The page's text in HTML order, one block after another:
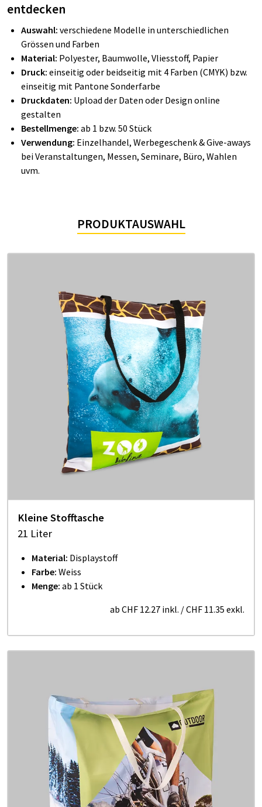
entdecken
Auswahl: verschiedene Modelle in unterschiedlichen
Grössen und Farben
Material: Polyester, Baumwolle, Vliesstoff, Papier
Druck: einseitig oder beidseitig mit 4 Farben (CMYK) bzw.
einseitig mit Pantone Sonderfarbe
Druckdaten: Upload der Daten oder Design online
gestalten
Bestellmenge: ab 1 bzw. 50 Stück
Verwendung: Einzelhandel, Werbegeschenk & Give-aways
bei Veranstaltungen, Messen, Seminare, Büro, Wahlen
uvm.
PRODUKTAUSWAHL
Kleine Stofftasche
21 Liter
Material: Displaystoff
Farbe: Weiss
Menge: ab 1 Stück
ab CHF 12.27 inkl. /CHF 11.35 exkl.